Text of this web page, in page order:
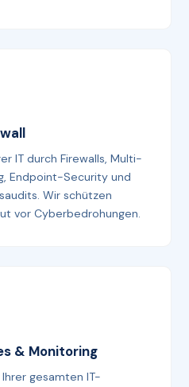
IT durch Firewalls, Multi-
Endpoint-Security und
Wir schützen
vor Cyberbedrohungen.
& Monitoring
gesamten IT-